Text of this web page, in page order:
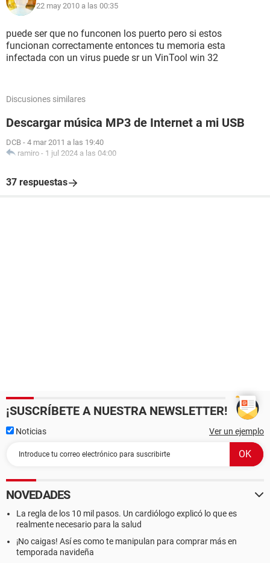
22 may 2010 a las 00:35
puede ser que no funconen los puerto pero si estos
funcionan correctamente entonces tu memoria esta
infectada con un virus puede sr un VinTool win 32
Discusiones similares
Descargar música MP3 de Internet a mi USB
DCB - 4 mar 2011 a las 19:40
ramiro - 1 jul 2024 a las 04:00
37 respuestas
¡SUSCRÍBETE A NUESTRA NEWSLETTER!
Noticias Ver un ejemplo
NOVEDADES
La regla de los 10 mil pasos. Un cardiólogo explicó lo que es
realmente necesario para la salud
¡No caigas! Así es como te manipulan para comprar más en
temporada navideña